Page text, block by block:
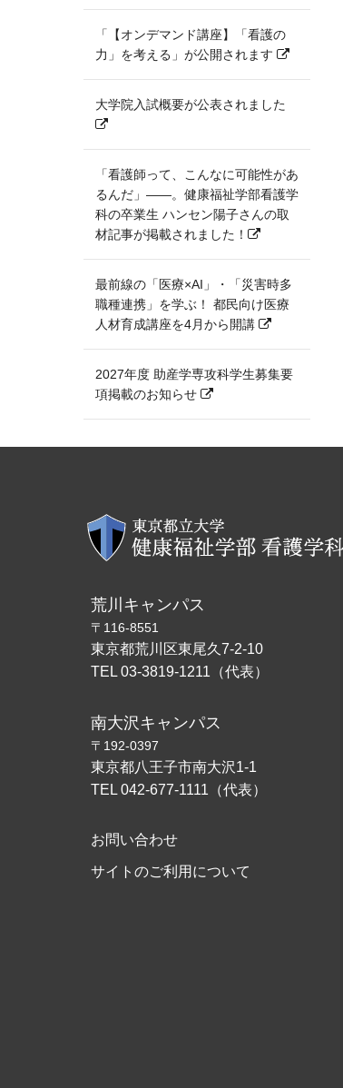
「【オンデマンド講座】「看護の
力」を考える」が公開されます
大学院入試概要が公表されました
「看護師って、こんなに可能性があ
るんだ」――。健康福祉学部看護学
科の卒業生 ハンセン陽子さんの取
材記事が掲載されました！
最前線の「医療×AI」・「災害時多
職種連携」を学ぶ！ 都民向け医療
人材育成講座を4月から開講
2027年度 助産学専攻科学生募集要
項掲載のお知らせ
荒川キャンパス
〒116-8551
東京都荒川区東尾久7-2-10
TEL 03-3819-1211（代表）
南大沢キャンパス
〒192-0397
東京都八王子市南大沢1-1
TEL 042-677-1111（代表）
お問い合わせ
サイトのご利用について